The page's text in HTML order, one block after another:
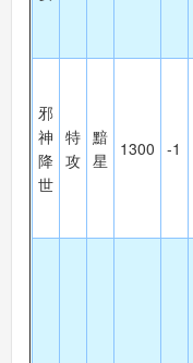
邪
神
降
世
特
攻
黯
星
1300 -1